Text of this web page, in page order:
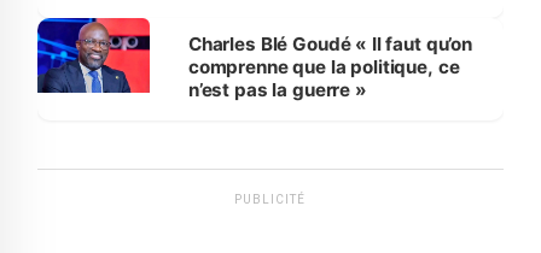
Charles Blé Goudé « Il faut qu’on
comprenne que la politique, ce
n’est pas la guerre »
PUBLICITÉ